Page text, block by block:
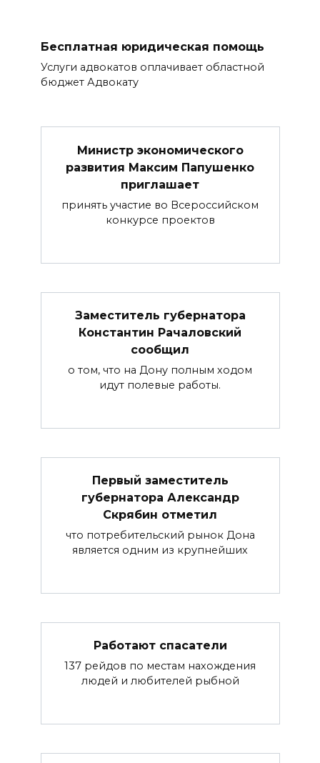
Бесплатная юридическая помощь
Услуги адвокатов оплачивает областной
бюджет Адвокату
Министр экономического
развития Максим Папушенко
приглашает
принять участие во Всероссийском
конкурсе проектов
Заместитель губернатора
Константин Рачаловский
сообщил
о том, что на Дону полным ходом
идут полевые работы.
Первый заместитель
губернатора Александр
Скрябин отметил
что потребительский рынок Дона
является одним из крупнейших
Работают спасатели
137 рейдов по местам нахождения
людей и любителей рыбной